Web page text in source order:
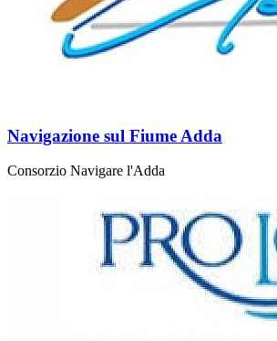
Navigazione sul Fiume Adda
Consorzio Navigare l'Adda